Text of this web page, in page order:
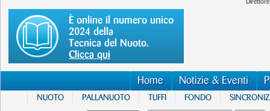
È online il numero unico
2024 della
Tecnica del Nuoto.
Clicca qui
Home Notizie & Eventi
NUOTO PALLANUOTO TUFFI FONDO